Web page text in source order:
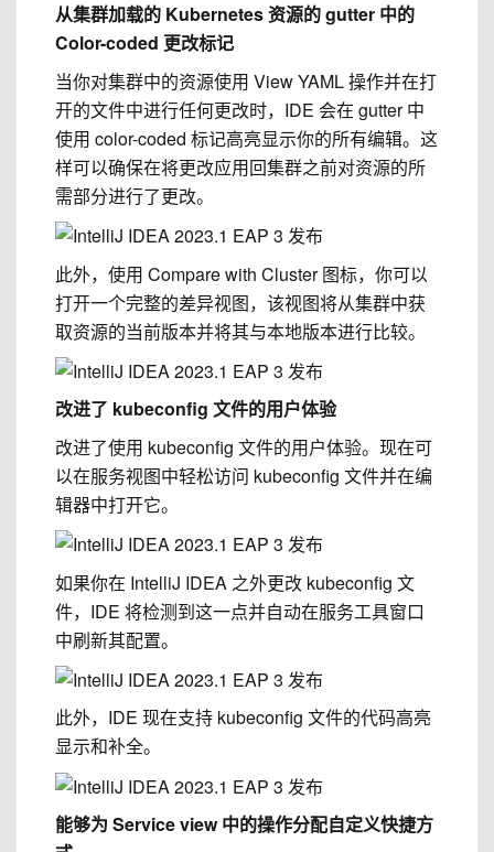
从集群加载的 Kubernetes 资源的 gutter 中的
Color-coded 更改标记
当你对集群中的资源使用 View YAML 操作并在打
开的文件中进行任何更改时，IDE 会在 gutter 中
使用 color-coded 标记高亮显示你的所有编辑。这
样可以确保在将更改应用回集群之前对资源的所
需部分进行了更改。
此外，使用 Compare with Cluster 图标，你可以
打开一个完整的差异视图，该视图将从集群中获
取资源的当前版本并将其与本地版本进行比较。
改进了 kubeconfig 文件的用户体验
改进了使用 kubeconfig 文件的用户体验。现在可
以在服务视图中轻松访问 kubeconfig 文件并在编
辑器中打开它。
如果你在 IntelliJ IDEA 之外更改 kubeconfig 文
件，IDE 将检测到这一点并自动在服务工具窗口
中刷新其配置。
此外，IDE 现在支持 kubeconfig 文件的代码高亮
显示和补全。
能够为 Service view 中的操作分配自定义快捷方